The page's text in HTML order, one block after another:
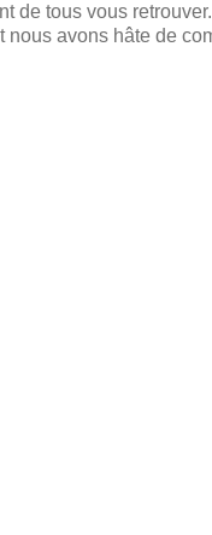
de tous vous retrouver.
avons hâte de